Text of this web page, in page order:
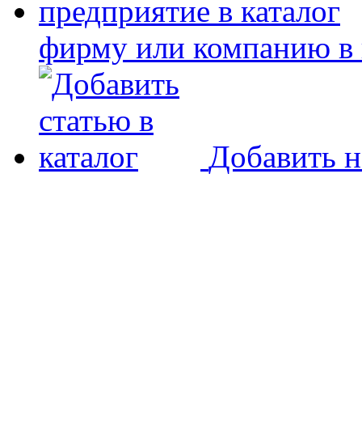
фирму или компанию в
Добавить